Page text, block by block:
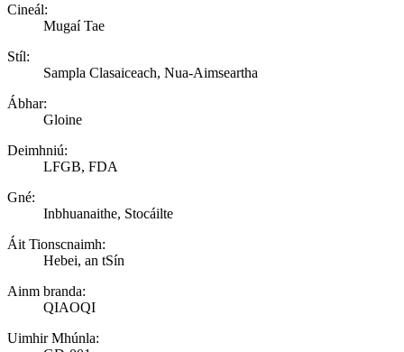
Cineál:
Mugaí Tae
Stíl:
Sampla Clasaiceach, Nua-Aimseartha
Ábhar:
Gloine
Deimhniú:
LFGB, FDA
Gné:
Inbhuanaithe, Stocáilte
Áit Tionscnaimh:
Hebei, an tSín
Ainm branda:
QIAOQI
Uimhir Mhúnla: